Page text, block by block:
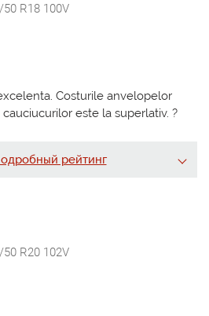
50 R18 100V
Costurile anvelopelor
este la superlativ. ?
рейтинг
50 R20 102V